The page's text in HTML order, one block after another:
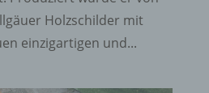
Holzschilder mit
einzigartigen und...